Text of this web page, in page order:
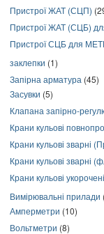
Пристрої ЖАТ (СЦП)
Пристрої ЖАТ (СЦБ)
Пристрої СЦБ для
заклепки (1)
Запірна арматура (45)
Засувки (5)
Клапана запірно-
Крани кульові
Крани кульові зварні
Крани кульові зварні
Крани кульові укорочені
Вимірювальні прилади
Амперметри (10)
Вольтметри (8)